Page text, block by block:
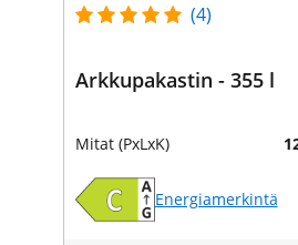
(4)
Arkkupakastin - 355 l
Mitat (PxLxK)
Energiamerkintä